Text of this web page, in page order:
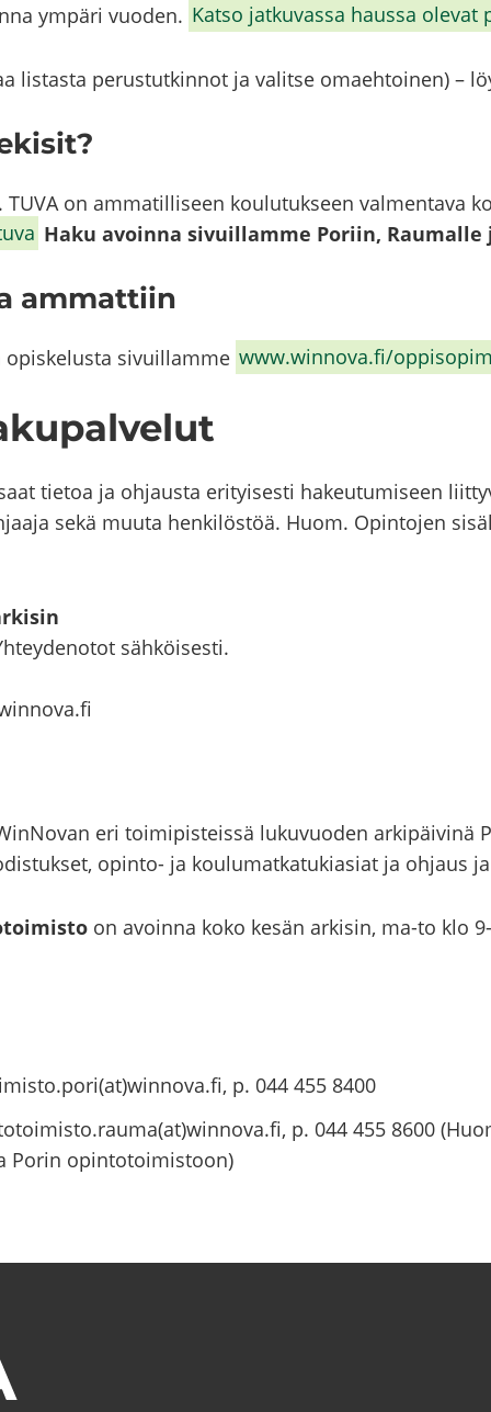
ym­pä­ri vuo­den. Katso jat­ku­vas­sa haus­sa ole­vat
lis­tas­ta pe­rus­tut­kin­not ja va­lit­se omaeh­toi­nen) –
TUVA on am­ma­til­li­seen kou­lu­tuk­seen val­men­ta­va
Haku avoin­na si­vuil­lam­me Po­riin, Rau­mal­le
am­mat­tiin
si­vuil­lam­me www.winnova.fi/
tie­toa ja oh­jaus­ta eri­tyi­ses­ti ha­keu­tu­mi­seen
sekä muuta hen­ki­lös­töä. Huom. Opin­to­jen
säh­köi­ses­ti.
eri toi­mi­pis­teis­sä lu­ku­vuo­den ar­ki­päi­vi­nä
opinto-​​ ja kou­lu­mat­ka­tu­ki­asiat ja oh­jaus
on avoin­na koko kesän ar­ki­sin, ma-to klo
p. 044 455 8400
p. 044 455 8600
Porin opintotoimistoon)